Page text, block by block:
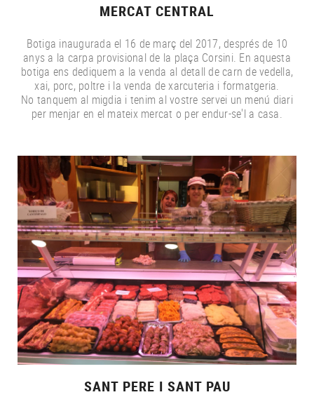
MERCAT CENTRAL
Botiga inaugurada el 16 de març del 2017, després de 10
anys a la carpa provisional de la plaça Corsini. En aquesta
botiga ens dediquem a la venda al detall de carn de vedella,
xai, porc, poltre i la venda de xarcuteria i formatgeria.
No tanquem al migdia i tenim al vostre servei un menú diari
per menjar en el mateix mercat o per endur-se'l a casa.
SANT PERE I SANT PAU